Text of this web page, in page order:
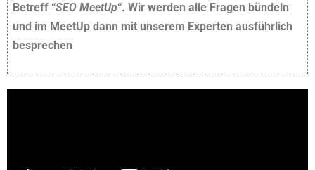
Betreff “SEO MeetUp“. Wir werden alle Fragen bündeln
und im MeetUp dann mit unserem Experten ausführlich
besprechen